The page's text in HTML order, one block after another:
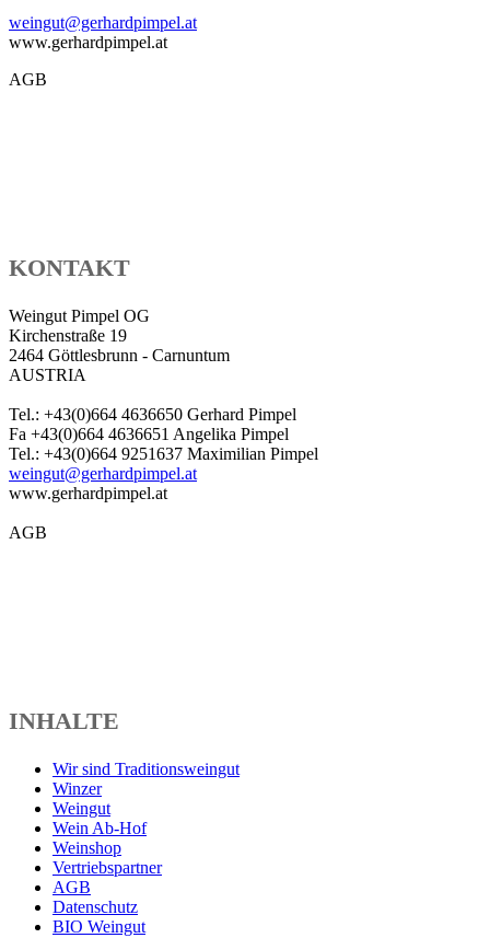
weingut@gerhardpimpel.at
www.gerhardpimpel.at
AGB
KONTAKT
Weingut Pimpel OG
Kirchenstraße 19
2464 Göttlesbrunn - Carnuntum
AUSTRIA
Tel.: +43(0)664 4636650 Gerhard Pimpel
Fa +43(0)664 4636651 Angelika Pimpel
Tel.: +43(0)664 9251637 Maximilian Pimpel
weingut@gerhardpimpel.at
www.gerhardpimpel.at
AGB
INHALTE
Wir sind Traditionsweingut
Winzer
Weingut
Wein Ab-Hof
Weinshop
Vertriebspartner
AGB
Datenschutz
BIO Weingut